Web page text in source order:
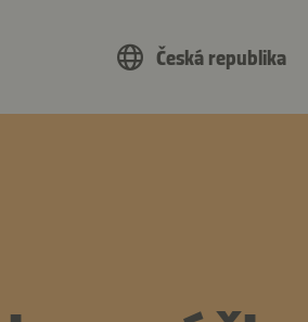
Česká republika